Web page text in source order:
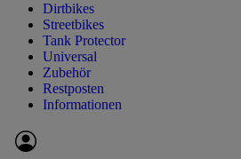
Dirtbikes
Streetbikes
Tank Protector
Universal
Zubehör
Restposten
Informationen